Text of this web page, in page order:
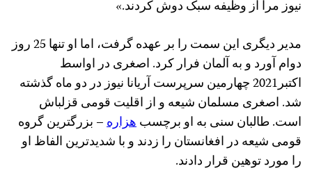
نیوز مرا از وظیفه سبک دوش کردند.»
مدیر دیگری این سمت را بر عهده گرفت، اما او تنها 25 روز
دوام آورد و به آلمان فرار کرد. اصغری در اواسط
اکتبر2021 چهارمین سرپرست آریانا نیوز در دو ماه گذشته
شد. اصغری مسلمان شیعه و از اقلیت قومی قزلباش
است. طالبان سنی به او برچسبهزاره– بزرگترین گروه
قومی شیعه در افغانستان را زدند و با شدیدترین الفاظ او
را مورد توهین قرار دادند.